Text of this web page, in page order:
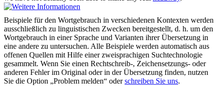
Beispiele für den Wortgebrauch in verschiedenen Kontexten werden
ausschließlich zu linguistischen Zwecken bereitgestellt, d. h. um den
Wortgebrauch in einer Sprache und Varianten ihrer Übersetzung in
eine andere zu untersuchen. Alle Beispiele werden automatisch aus
offenen Quellen mit Hilfe einer zweisprachigen Suchtechnologie
gesammelt. Wenn Sie einen Rechtschreib-, Zeichensetzungs- oder
anderen Fehler im Original oder in der Übersetzung finden, nutzen
Sie die Option „Problem melden“ oderschreiben Sie uns.